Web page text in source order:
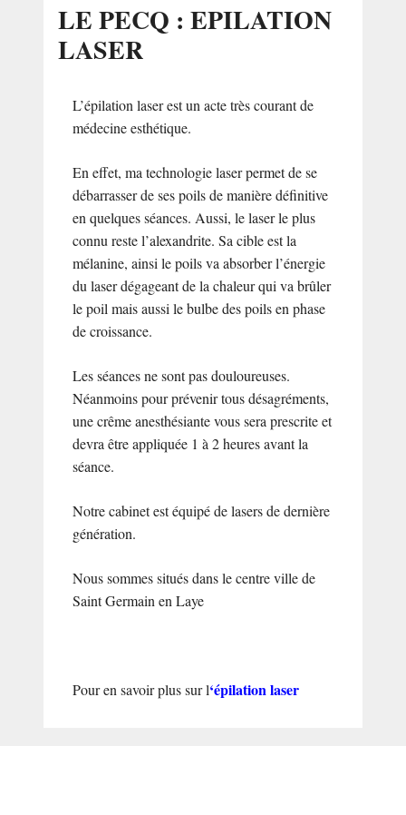
LE PECQ : EPILATION
LASER
L’épilation laser est un acte très courant de
médecine esthétique.
En effet, ma technologie laser permet de se
débarrasser de ses poils de manière définitive
en quelques séances. Aussi, le laser le plus
connu reste l’alexandrite. Sa cible est la
mélanine, ainsi le poils va absorber l’énergie
du laser dégageant de la chaleur qui va brûler
le poil mais aussi le bulbe des poils en phase
de croissance.
Les séances ne sont pas douloureuses.
Néanmoins pour prévenir tous désagréments,
une crême anesthésiante vous sera prescrite et
devra être appliquée 1 à 2 heures avant la
séance.
Notre cabinet est équipé de lasers de dernière
génération.
Nous sommes situés dans le centre ville de
Saint Germain en Laye
Pour en savoir plus sur l‘épilation laser